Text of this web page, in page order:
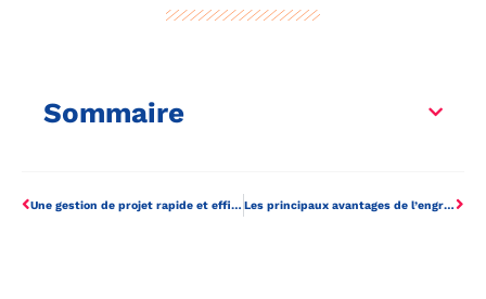
Sommaire
Une gestion de projet rapide et efficace ! Les principaux avantages de l’engrais liquide